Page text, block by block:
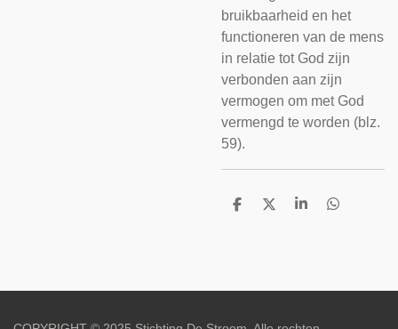
bruikbaarheid en het
functioneren van de mens
in relatie tot God zijn
verbonden aan zijn
vermogen om met God
vermengd te worden (blz.
59).
D
D
S
D